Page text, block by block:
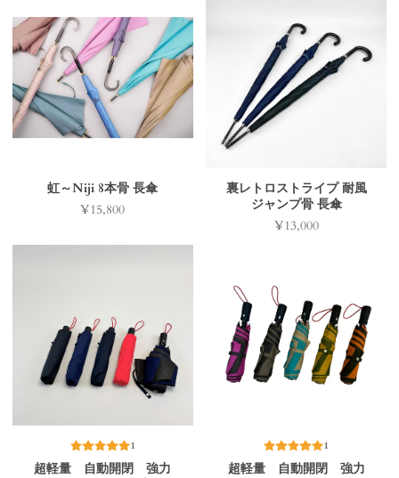
虹～Niji 8本骨 長傘
価
¥15,800
裏レトロストライプ 耐風
ジャンプ骨 長傘
価
¥13,000
1
超軽量 自動開閉 強力
1
超軽量 自動開閉 強力